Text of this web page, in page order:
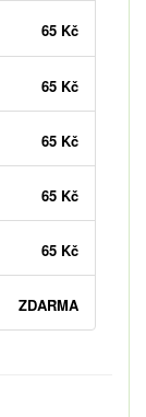
65 Kč
65 Kč
65 Kč
65 Kč
65 Kč
ZDARMA